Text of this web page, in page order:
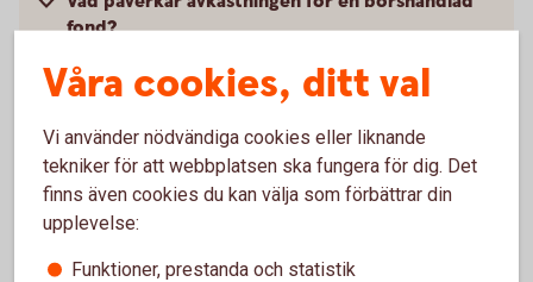
fond?
Hur handlar jag med placeringar som inte finns i
Går det att sälja om jag har placeringar från
andra leverantörer som inte finns med i bankens
erbjudande?
Våra cookies, ditt val
Vi använder nödvändiga cookies eller liknande
tekniker för att webbplatsen ska fungera för dig. Det
finns även cookies du kan välja som förbättrar din
upplevelse:
Funktioner, prestanda och statistik